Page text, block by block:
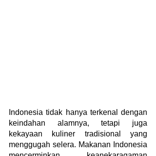
Indonesia tidak hanya terkenal dengan
keindahan alamnya, tetapi juga
kekayaan kuliner tradisional yang
menggugah selera. Makanan Indonesia